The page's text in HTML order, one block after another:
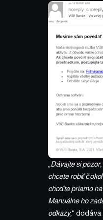
„Dávajte si
chcete robiť
choďte priamo
Manuálne ho
odkazy,“